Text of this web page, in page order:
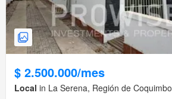
$ 2.500.000/mes
Local in La Serena, Región de Coquimbo